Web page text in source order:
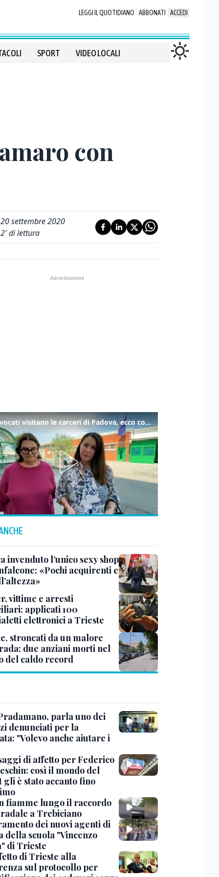
LEGGI IL QUOTIDIANO ABBONATI ACCEDI
SPORT VIDEO LOCALI
con
20 settembre 2020
2' di lettura
Gli avvocati visitano le carceri di Padova, ecco cosa hanno trovato
invenduto l’unico sexy shop
«Pochi acquirenti e
vittime e arresti
applicati 100
elettronici a Trieste
stroncati da un malore
due anziani morti nel
del caldo record
parla uno dei
denunciati per la
"Volevo anche aiutare i
di affetto per Federico
così il mondo del
gli è stato accanto fino
fiamme lungo il raccordo
a Trebiciano
dei nuovi agenti di
della scuola "Vincenzo
di Trieste
di Trieste alla
sul protocollo per